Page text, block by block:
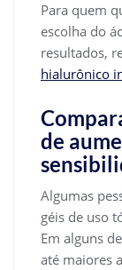
Para quem
escolha do
resultados,
hialurônico
de
Algumas
géis de uso
Em alguns
até maiores